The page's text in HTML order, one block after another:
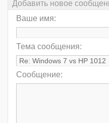
Добавить новое
Ваше имя:
Тема сообщения:
Сообщение: